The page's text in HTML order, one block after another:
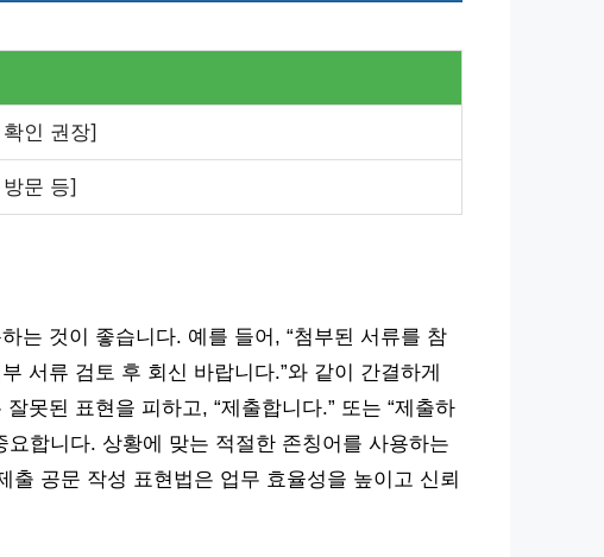
인 권장]
문 등]
는 것이 좋습니다. 예를 들어, “첨부된 서류를 참
서류 검토 후 회신 바랍니다.”와 같이 간결하게
못된 표현을 피하고, “제출합니다.” 또는 “제출하
합니다. 상황에 맞는 적절한 존칭어를 사용하는
공문 작성 표현법은 업무 효율성을 높이고 신뢰